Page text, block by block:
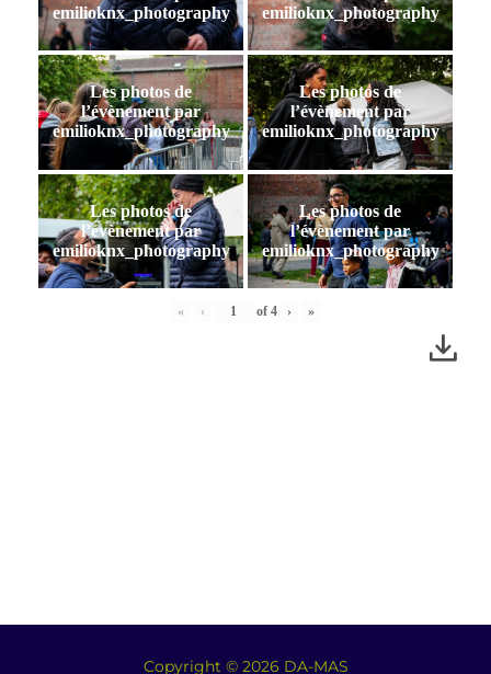
emilioknx_photography
emilioknx_photography
Les photos de
l’évènement par
emilioknx_photography
Les photos de
l’évènement par
emilioknx_photography
Les photos de
l’évènement par
emilioknx_photography
Les photos de
l’évènement par
emilioknx_photography
« ‹ of 4 › »
Copyright © 2026 DA-MAS